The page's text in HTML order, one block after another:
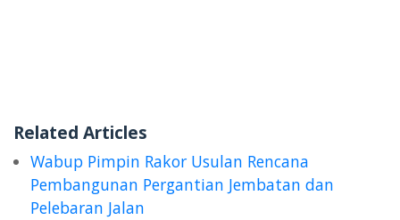
Related Articles
Wabup Pimpin Rakor Usulan Rencana
Pembangunan Pergantian Jembatan dan
Pelebaran Jalan